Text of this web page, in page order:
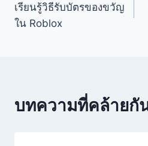
เรียนรู้วิธีรับบัตรของขวัญ
ใน Roblox
บทความที่คล้ายกั